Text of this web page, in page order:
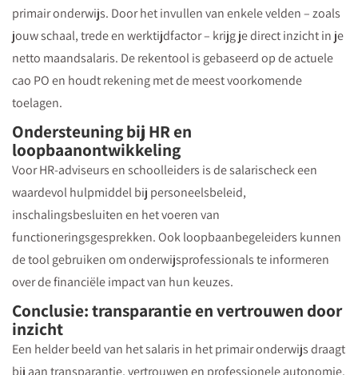
primair onderwijs. Door het invullen van enkele velden – zoals
jouw schaal, trede en werktijdfactor – krijg je direct inzicht in je
netto maandsalaris. De rekentool is gebaseerd op de actuele
cao PO en houdt rekening met de meest voorkomende
toelagen.
Ondersteuning bij HR en
loopbaanontwikkeling
Voor HR-adviseurs en schoolleiders is de salarischeck een
waardevol hulpmiddel bij personeelsbeleid,
inschalingsbesluiten en het voeren van
functioneringsgesprekken. Ook loopbaanbegeleiders kunnen
de tool gebruiken om onderwijsprofessionals te informeren
over de financiële impact van hun keuzes.
Conclusie: transparantie en vertrouwen door
inzicht
Een helder beeld van het salaris in het primair onderwijs draagt
bij aan transparantie, vertrouwen en professionele autonomie.